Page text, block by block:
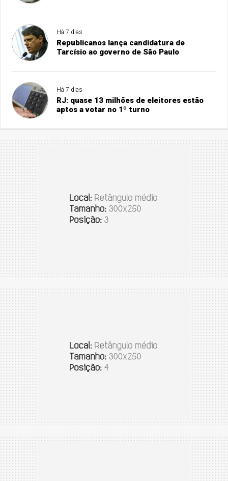
Há 7 dias
Republicanos lança candidatura de
Tarcísio ao governo de São Paulo
Há 7 dias
RJ: quase 13 milhões de eleitores estão
aptos a votar no 1º turno